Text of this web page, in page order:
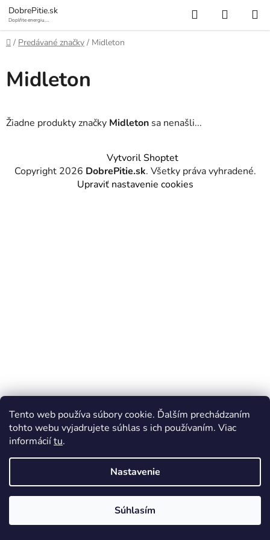
Tento web používa súbory cookie. Ďalším prechádzaním
tohto webu vyjadrujete súhlas s ich používaním. Viac
informáciítu.
Nastavenie
Súhlasím
Prejsť
na
obsah
DobrePitie.sk
Doplňte energiu,
Hľadať
KOŠÍK
Domov
/ Predávané značky / Midleton
Midleton
Žiadne produkty značky Midleton sa nenašli...
Vytvoril Shoptet
Copyright 2026 DobrePitie.sk. Všetky práva vyhradené.
Upraviť nastavenie cookies